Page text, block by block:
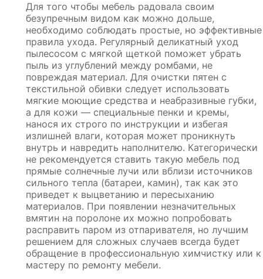
Для того чтобы мебель радовала своим
безупречным видом как можно дольше,
необходимо соблюдать простые, но эффективные
правила ухода. Регулярный деликатный уход
пылесосом с мягкой щеткой поможет убрать
пыль из углублений между ромбами, не
повреждая материал. Для очистки пятен с
текстильной обивки следует использовать
мягкие моющие средства и неабразивные губки,
а для кожи — специальные пенки и кремы,
нанося их строго по инструкции и избегая
излишней влаги, которая может проникнуть
внутрь и навредить наполнителю. Категорически
не рекомендуется ставить такую мебель под
прямые солнечные лучи или вблизи источников
сильного тепла (батареи, камин), так как это
приведет к выцветанию и пересыханию
материалов. При появлении незначительных
вмятин на поролоне их можно попробовать
расправить паром из отпаривателя, но лучшим
решением для сложных случаев всегда будет
обращение в профессиональную химчистку или к
мастеру по ремонту мебели.